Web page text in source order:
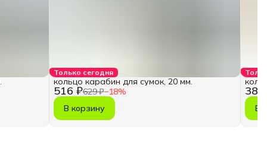
Только сегодня
516 ₽629 ₽−18%
кольцо карабин для сумок, 20 мм.
В корзину
388
В